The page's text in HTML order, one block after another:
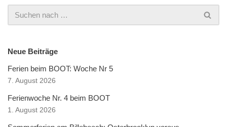
Neue Beiträge
Ferien beim BOOT: Woche Nr 5
7. August 2026
Ferienwoche Nr. 4 beim BOOT
1. August 2026